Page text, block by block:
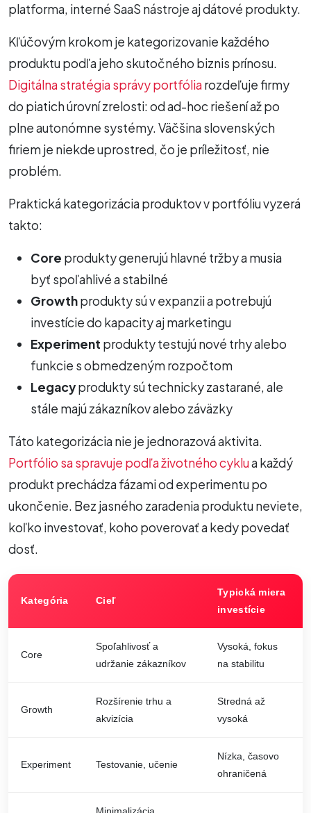
platforma, interné SaaS nástroje aj dátové produkty.
Kľúčovým krokom je kategorizovanie každého
produktu podľa jeho skutočného biznis prínosu.
Digitálna stratégia správy portfóliarozdeľuje firmy
do piatich úrovní zrelosti: od ad-hoc riešení až po
plne autonómne systémy. Väčšina slovenských
firiem je niekde uprostred, čo je príležitosť, nie
problém.
Praktická kategorizácia produktov v portfóliu vyzerá
takto:
Core produkty generujú hlavné tržby a musia
byť spoľahlivé a stabilné
Growthprodukty sú v expanzii a potrebujú
investície do kapacity aj marketingu
Experiment produkty testujú nové trhy alebo
funkcie s obmedzeným rozpočtom
Legacyprodukty sú technicky zastarané, ale
stále majú zákazníkov alebo záväzky
Táto kategorizácia nie je jednorazová aktivita.
Portfólio sa spravuje podľa životného cyklua každý
produkt prechádza fázami od experimentu po
ukončenie. Bez jasného zaradenia produktu neviete,
koľko investovať, koho poverovať a kedy povedať
dosť.
Kategória Cieľ
Typická miera
investície
Core
Spoľahlivosť a
udržanie zákazníkov
Vysoká, fokus
na stabilitu
Growth
Rozšírenie trhu a
akvizícia
Stredná až
vysoká
Experiment Testovanie, učenie
Nízka, časovo
ohraničená
Minimalizácia